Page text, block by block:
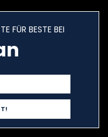
FÜR BESTE BEI